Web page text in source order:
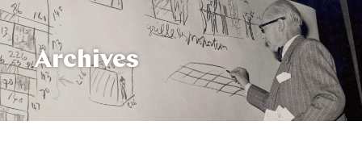
Archives